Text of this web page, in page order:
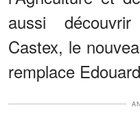
aussi
Castex, le
remplace